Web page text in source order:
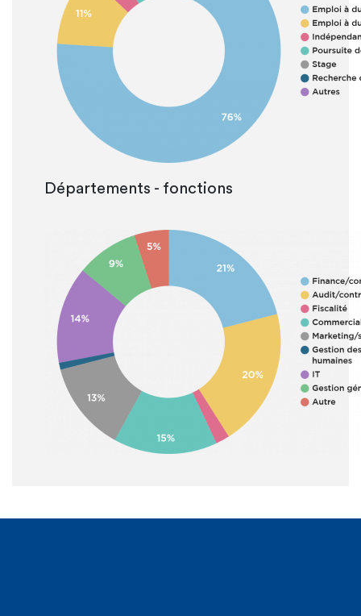
Départements - fonctions